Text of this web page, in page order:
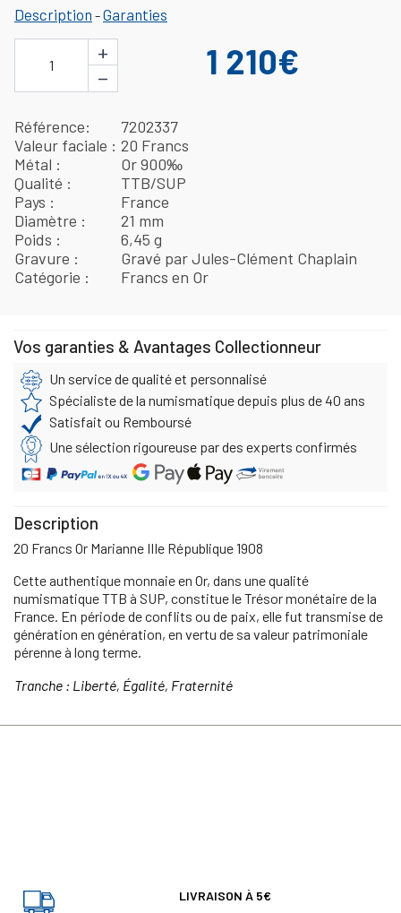
Description -Garanties
1
+
−
1 210€
Référence
7202337
Valeur faciale
20 Francs
Métal
Or 900‰
Qualité
TTB/SUP
Pays
France
Diamètre
21 mm
Poids
6,45 g
Gravure
Gravé par Jules-Clément Chaplain
Catégorie
Francs en Or
Vos garanties & Avantages Collectionneur
Un service de qualité et personnalisé
Spécialiste de la numismatique depuis plus de 40 ans
Satisfait ou Remboursé
Une sélection rigoureuse par des experts confirmés
Description
20 Francs Or Marianne IIIe République 1908
Cette authentique monnaie en Or, dans une qualité
numismatique TTB à SUP, constitue le Trésor monétaire de la
France. En période de conflits ou de paix, elle fut transmise de
génération en génération, en vertu de sa valeur patrimoniale
pérenne à long terme.
Tranche : Liberté, Égalité, Fraternité
LIVRAISON À 5€